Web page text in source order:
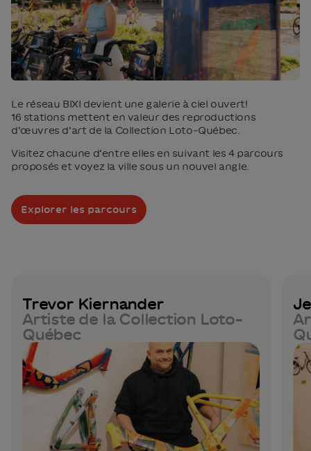
Le réseau BIXI devient une galerie à ciel ouvert!
16 stations mettent en valeur des reproductions
d’œuvres d’art de la Collection Loto-Québec.
Visitez chacune d’entre elles en suivant les 4 parcours
proposés et voyez la ville sous un nouvel angle.
Explorer les parcours
Trevor Kiernander
Artiste de la Collection Loto-
Québec